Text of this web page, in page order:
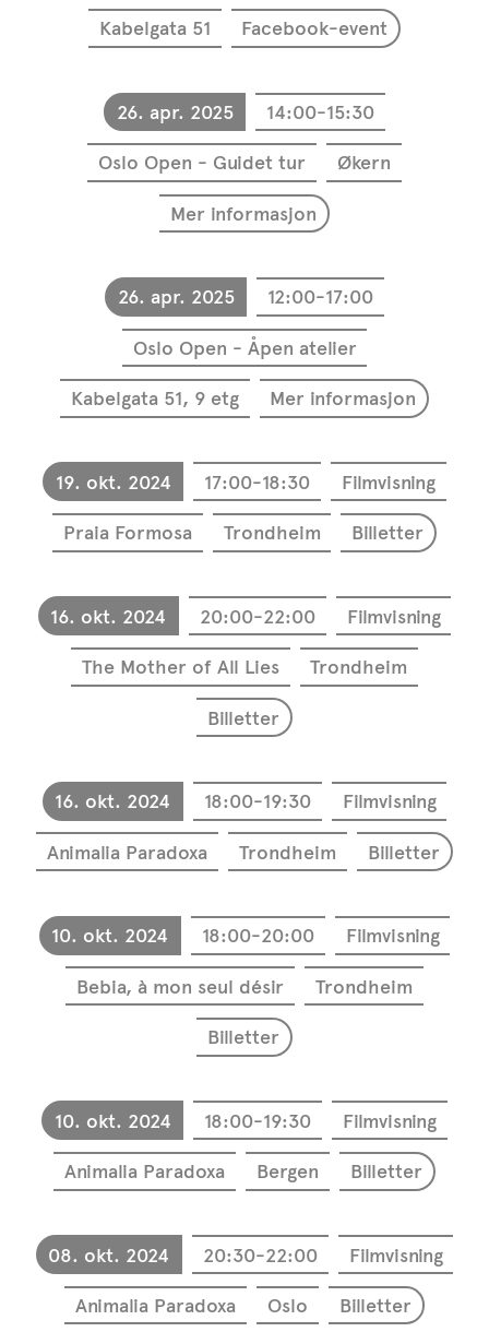
Kabelgata 51 Facebook-event
26. apr. 2025 14:00-15:30
Oslo Open - Guidet tur Økern
Mer informasjon
26. apr. 2025 12:00-17:00
Oslo Open - Åpen atelier
Kabelgata 51, 9 etg Mer informasjon
19. okt. 2024 17:00-18:30 Filmvisning
Praia Formosa Trondheim Billetter
16. okt. 2024 20:00-22:00 Filmvisning
The Mother of All Lies Trondheim
Billetter
16. okt. 2024 18:00-19:30 Filmvisning
Animalia Paradoxa Trondheim Billetter
10. okt. 2024 18:00-20:00 Filmvisning
Bebia, à mon seul désir Trondheim
Billetter
10. okt. 2024 18:00-19:30 Filmvisning
Animalia Paradoxa Bergen Billetter
08. okt. 2024 20:30-22:00 Filmvisning
Animalia Paradoxa Oslo Billetter